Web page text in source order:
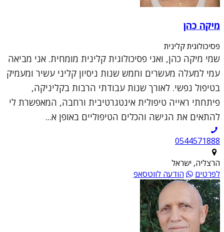
מיקה כהן
פסיכולוגית קלינית
שמי מיקה כהן, ואני פסיכולוגית קלינית מומחית. אני מביאה
עמי למעלה מעשרים וחמש שנות ניסיון קליני עשיר ומעמיק
בטיפול נפשי. לאורך שנות עבודתי הרבות בקליניקה,
פיתחתי ראייה טיפולית אינטגרטיבית ורחבה, המאפשרת לי
להתאים את הגישה והכלים הטיפוליים באופן א...
0544571888
הרצליה, ישראל
לפרטים
הודעה לווטסאפ